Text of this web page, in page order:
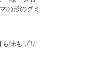
の形のグミ
も味もプリ